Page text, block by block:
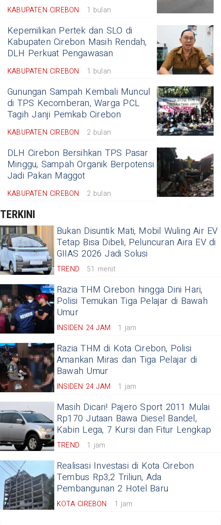
KABUPATEN CIREBON 1 bulan
Kepemilikan Pertek dan SLO di
Kabupaten Cirebon Masih Rendah,
DLH Perkuat Pengawasan
KABUPATEN CIREBON 1 bulan
Gunungan Sampah Kembali Muncul
di TPS Kecomberan, Warga PCL
Tagih Janji Pemkab Cirebon
KABUPATEN CIREBON 2 bulan
DLH Cirebon Bersihkan TPS Pasar
Minggu, Sampah Organik Berpotensi
Jadi Pakan Maggot
KABUPATEN CIREBON 2 bulan
TERKINI
Bukan Disuntik Mati, Mobil Wuling Air EV
Tetap Bisa Dibeli, Peluncuran Aira EV di
GIIAS 2026 Jadi Solusi
TREND 51 menit
Razia THM Cirebon hingga Dini Hari,
Polisi Temukan Tiga Pelajar di Bawah
Umur
INSIDEN 24 JAM 1 jam
Razia THM di Kota Cirebon, Polisi
Amankan Miras dan Tiga Pelajar di
Bawah Umur
INSIDEN 24 JAM 1 jam
Masih Dicari! Pajero Sport 2011 Mulai
Rp170 Jutaan Bawa Diesel Bandel,
Kabin Lega, 7 Kursi dan Fitur Lengkap
TREND 1 jam
Realisasi Investasi di Kota Cirebon
Tembus Rp3,2 Triliun, Ada
Pembangunan 2 Hotel Baru
KOTA CIREBON 1 jam